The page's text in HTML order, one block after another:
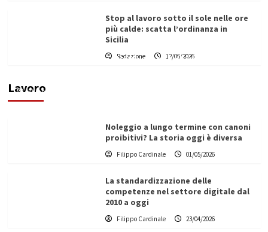
Stop al lavoro sotto il sole nelle ore
più calde: scatta l’ordinanza in
Sicilia
Redazione 12/06/2026
Lavoro
Vino in Italia: il giro d’affari contribuisce
Filippo Cardinale
Noleggio a lungo termine con canoni
proibitivi? La storia oggi è diversa
Filippo Cardinale 01/05/2026
La standardizzazione delle
competenze nel settore digitale dal
2010 a oggi
Filippo Cardinale 23/04/2026